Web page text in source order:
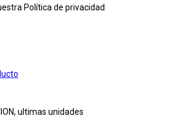
Política de privacidad
ultimas unidades